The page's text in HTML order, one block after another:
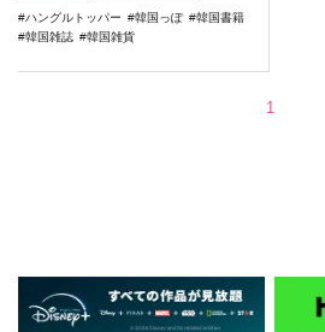
ハングルトッパー 韓国っぽ
韓国書籍
韓国雑誌
韓国雑貨
1